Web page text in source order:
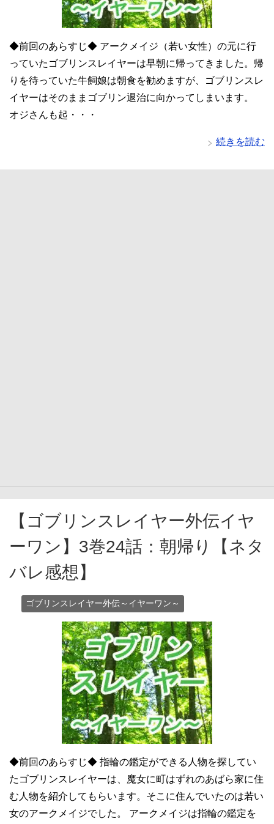
◆前回のあらすじ◆ アークメイジ（若い女性）の元に行
っていたゴブリンスレイヤーは早朝に帰ってきました。帰
りを待っていた牛飼娘は朝食を勧めますが、ゴブリンスレ
イヤーはそのままゴブリン退治に向かってしまいます。
オジさんも起・・・
続きを読む
【ゴブリンスレイヤー外伝イヤ
ーワン】3巻24話：朝帰り【ネタ
バレ感想】
ゴブリンスレイヤー外伝～イヤーワン～
◆前回のあらすじ◆ 指輪の鑑定ができる人物を探してい
たゴブリンスレイヤーは、魔女に町はずれのあばら家に住
む人物を紹介してもらいます。そこに住んでいたのは若い
女のアークメイジでした。 アークメイジは指輪の鑑定を